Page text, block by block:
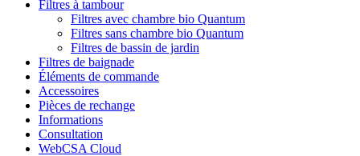
Filtres à tambour
Filtres avec chambre bio Quantum
Filtres sans chambre bio Quantum
Filtres de bassin de jardin
Filtres de baignade
Éléments de commande
Accessoires
Pièces de rechange
Informations
Consultation
WebCSA Cloud